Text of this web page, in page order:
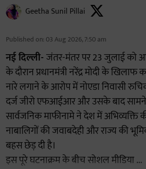
Geetha Sunil Pillai
Published on: 03 Aug 2026, 7:50 am
नई दिल्ली-जंतर-मंतर पर 23 जुलाई को
के दौरान प्रधानमंत्री नरेंद्र मोदी के
नारे लगाने के आरोप में नोएडा निवासी
दर्ज जीरो एफआईआर और उसके बाद
सार्वजनिक माफीनामे ने देश में अभिव्यक्ति
नाबालिगों की जवाबदेही और राज्य की
बहस छेड़ दी है।
इस पूरे घटनाक्रम के बीच सोशल मीडिया ...